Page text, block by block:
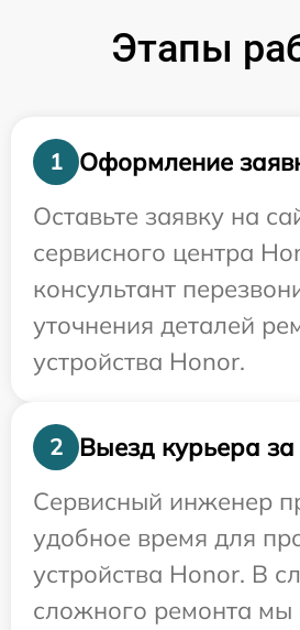
Этапы
1
Оформление
Оставьте заявку на
сервисного центра
консультант
уточнения деталей
устройства Honor.
2
Выезд курьера
Сервисный инженер
удобное время для
устройства Honor. В
сложного ремонта мы